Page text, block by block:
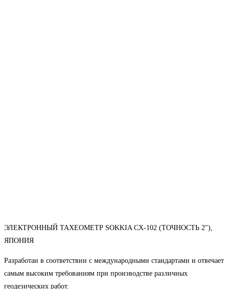
ЭЛЕКТРОННЫЙ ТАХЕОМЕТР SOKKIA CX-102 (ТОЧНОСТЬ 2"),
ЯПОНИЯ
Разработан в соответствии с международными стандартами и отвечает
самым высоким требованиям при производстве различных
геодезических работ.